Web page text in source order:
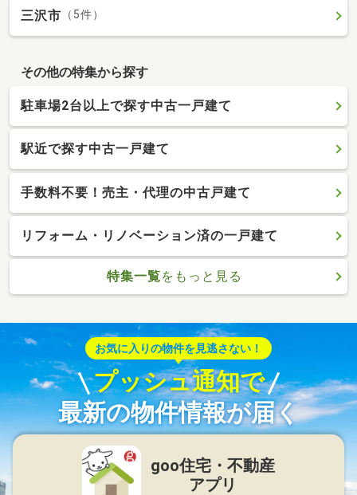
三沢市 （5件）
その他の特集から探す
駐車場2台以上で探す中古一戸建て
駅近で探す中古一戸建て
手数料不要！売主・代理の中古戸建て
リフォーム・リノベーション済の一戸建て
特集一覧をもっと見る
お気に入りの物件を見逃さない！
プッシュ通知で
最新の物件情報が届く
goo住宅・不動産
アプリ